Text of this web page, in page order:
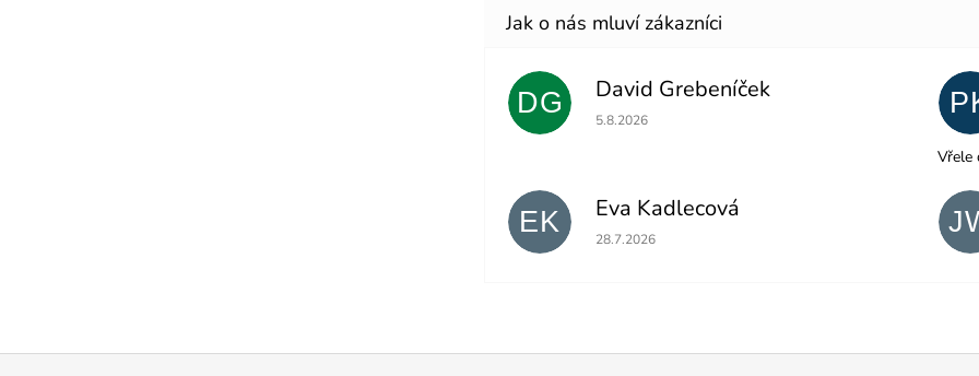
DG David Grebeníček
Hodnocení obchodu je 5 z 5 hvězdiček.
5.8.2026
Vřele
EK Eva Kadlecová
Hodnocení obchodu je 5 z 5 hvězdiček.
28.7.2026